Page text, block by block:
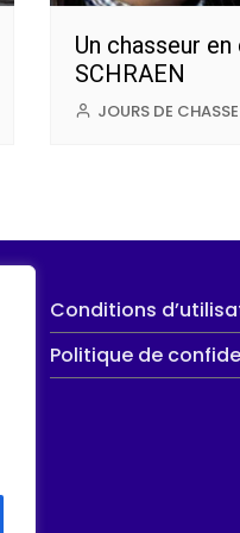
Un chasseur
SCHRAEN
JOURS DE CHASSE
Conditions
Politique de